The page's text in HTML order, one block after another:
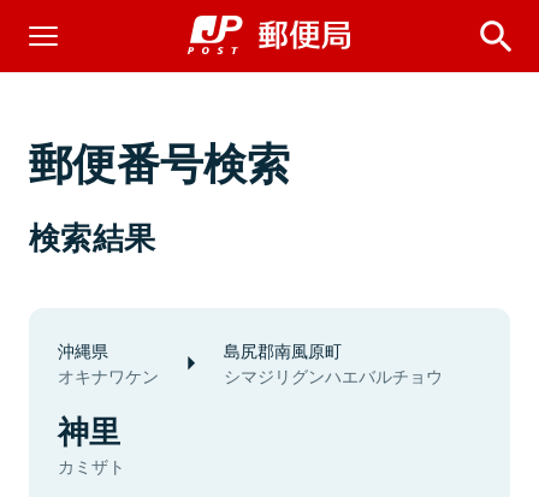
郵便番号検索
検索結果
沖縄県
オキナワケン
島尻郡南風原町
シマジリグンハエバルチョウ
神里
カミザト